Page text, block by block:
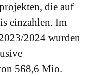
die auf
einzahlen. Im
2024 wurden
568,6 Mio.